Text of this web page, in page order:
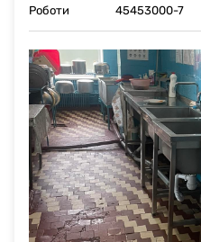
Роботи 45453000-7